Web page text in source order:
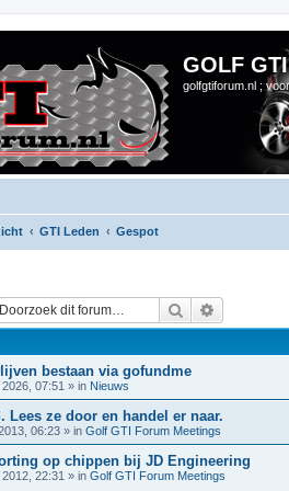
GOLF
golfgtiforum.nl ;
GTI Leden Gespot
Zoek
bestaan via gofundme
07:51 » in Nieuws
Lees ze door en handel er naar.
06:23 » in Golf GTI Forum Meetings
op chippen bij JD Engineering
22:31 » in Golf GTI Forum Meetings